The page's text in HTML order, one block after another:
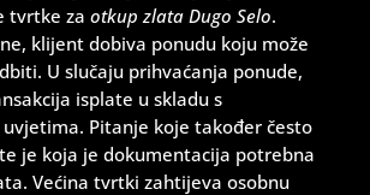
tvrtke za otkup zlata Dugo Selo.
klijent dobiva ponudu koju može
U slučaju prihvaćanja ponude,
isplate u skladu s
Pitanje koje također često
je koja je dokumentacija potrebna
Većina tvrtki zahtijeva osobnu